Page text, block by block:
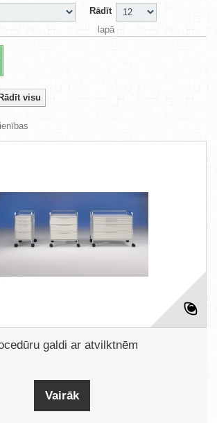
Rādīt
lapā
Rādīt visu
galdi ar atvilktnēm
Vairāk